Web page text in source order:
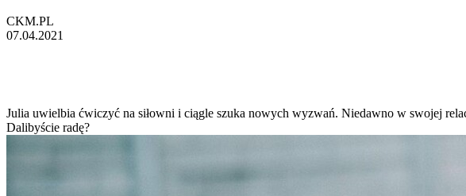
CKM.PL
07.04.2021
Julia uwielbia ćwiczyć na siłowni i ciągle szuka nowych wyzwań. Niedawno w swojej
Dalibyście radę?